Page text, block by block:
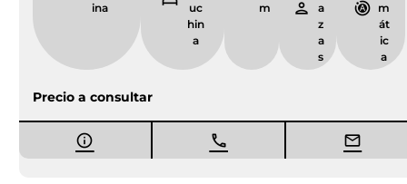
ina
uc
hin
a
m
a
z
a
s
m
át
ic
a
Precio a consultar